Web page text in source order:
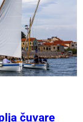
čuvare